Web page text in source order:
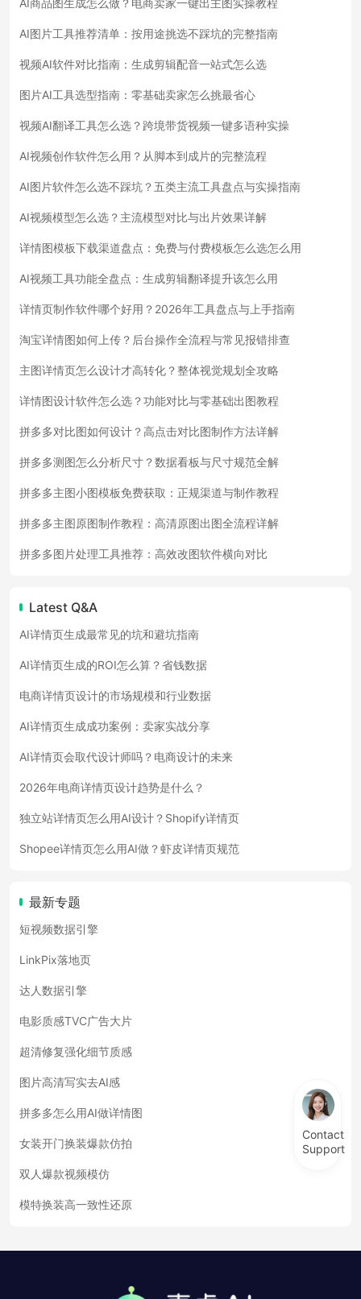
AI商品图生成怎么做？电商卖家一键出主图实操教程
AI图片工具推荐清单：按用途挑选不踩坑的完整指南
视频AI软件对比指南：生成剪辑配音一站式怎么选
图片AI工具选型指南：零基础卖家怎么挑最省心
视频AI翻译工具怎么选？跨境带货视频一键多语种实操
AI视频创作软件怎么用？从脚本到成片的完整流程
AI图片软件怎么选不踩坑？五类主流工具盘点与实操指南
AI视频模型怎么选？主流模型对比与出片效果详解
详情图模板下载渠道盘点：免费与付费模板怎么选怎么用
AI视频工具功能全盘点：生成剪辑翻译提升该怎么用
详情页制作软件哪个好用？2026年工具盘点与上手指南
淘宝详情图如何上传？后台操作全流程与常见报错排查
主图详情页怎么设计才高转化？整体视觉规划全攻略
详情图设计软件怎么选？功能对比与零基础出图教程
拼多多对比图如何设计？高点击对比图制作方法详解
拼多多测图怎么分析尺寸？数据看板与尺寸规范全解
拼多多主图小图模板免费获取：正规渠道与制作教程
拼多多主图原图制作教程：高清原图出图全流程详解
拼多多图片处理工具推荐：高效改图软件横向对比
Latest Q&A
AI详情页生成最常见的坑和避坑指南
AI详情页生成的ROI怎么算？省钱数据
电商详情页设计的市场规模和行业数据
AI详情页生成成功案例：卖家实战分享
AI详情页会取代设计师吗？电商设计的未来
2026年电商详情页设计趋势是什么？
独立站详情页怎么用AI设计？Shopify详情页
Shopee详情页怎么用AI做？虾皮详情页规范
最新专题
短视频数据引擎
LinkPix落地页
达人数据引擎
电影质感TVC广告大片
超清修复强化细节质感
图片高清写实去AI感
拼多多怎么用AI做详情图
女装开门换装爆款仿拍
双人爆款视频模仿
模特换装高一致性还原
Contact
Support